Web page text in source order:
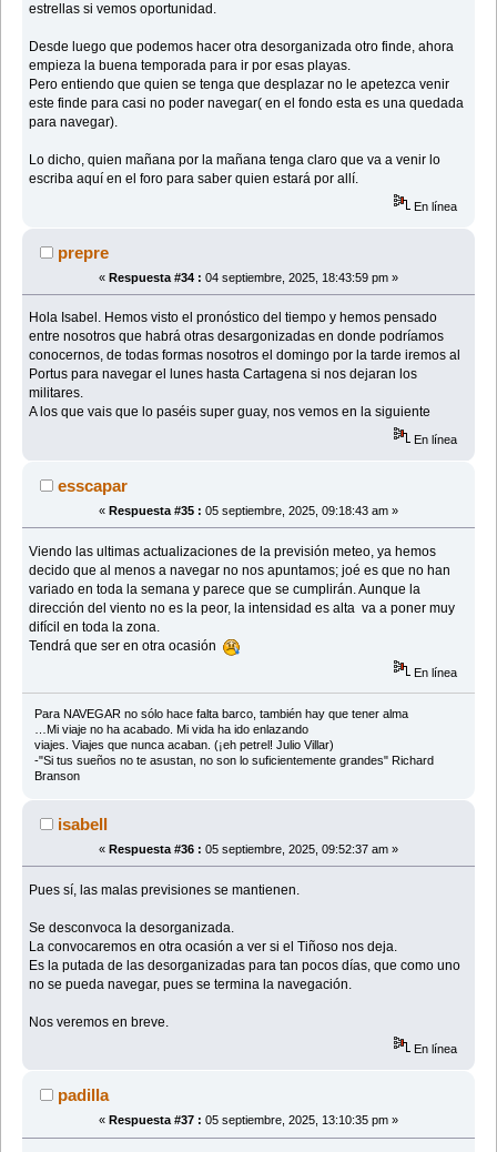
estrellas si vemos oportunidad.
Desde luego que podemos hacer otra desorganizada otro finde, ahora
empieza la buena temporada para ir por esas playas.
Pero entiendo que quien se tenga que desplazar no le apetezca venir
este finde para casi no poder navegar( en el fondo esta es una quedada
para navegar).
Lo dicho, quien mañana por la mañana tenga claro que va a venir lo
escriba aquí en el foro para saber quien estará por allí.
En línea
prepre
« Respuesta #34 : 04 septiembre, 2025, 18:43:59 pm »
Hola Isabel. Hemos visto el pronóstico del tiempo y hemos pensado
entre nosotros que habrá otras desargonizadas en donde podríamos
conocernos, de todas formas nosotros el domingo por la tarde iremos al
Portus para navegar el lunes hasta Cartagena si nos dejaran los
militares.
A los que vais que lo paséis super guay, nos vemos en la siguiente
En línea
esscapar
« Respuesta #35 : 05 septiembre, 2025, 09:18:43 am »
Viendo las ultimas actualizaciones de la previsión meteo, ya hemos
decido que al menos a navegar no nos apuntamos; joé es que no han
variado en toda la semana y parece que se cumplirán. Aunque la
dirección del viento no es la peor, la intensidad es alta va a poner muy
difícil en toda la zona.
Tendrá que ser en otra ocasión
En línea
Para NAVEGAR no sólo hace falta barco, también hay que tener alma
…Mi viaje no ha acabado. Mi vida ha ido enlazando
viajes. Viajes que nunca acaban. (¡eh petrel! Julio Villar)
-"Si tus sueños no te asustan, no son lo suficientemente grandes" Richard
Branson
isabell
« Respuesta #36 : 05 septiembre, 2025, 09:52:37 am »
Pues sí, las malas previsiones se mantienen.
Se desconvoca la desorganizada.
La convocaremos en otra ocasión a ver si el Tiñoso nos deja.
Es la putada de las desorganizadas para tan pocos días, que como uno
no se pueda navegar, pues se termina la navegación.
Nos veremos en breve.
En línea
padilla
« Respuesta #37 : 05 septiembre, 2025, 13:10:35 pm »